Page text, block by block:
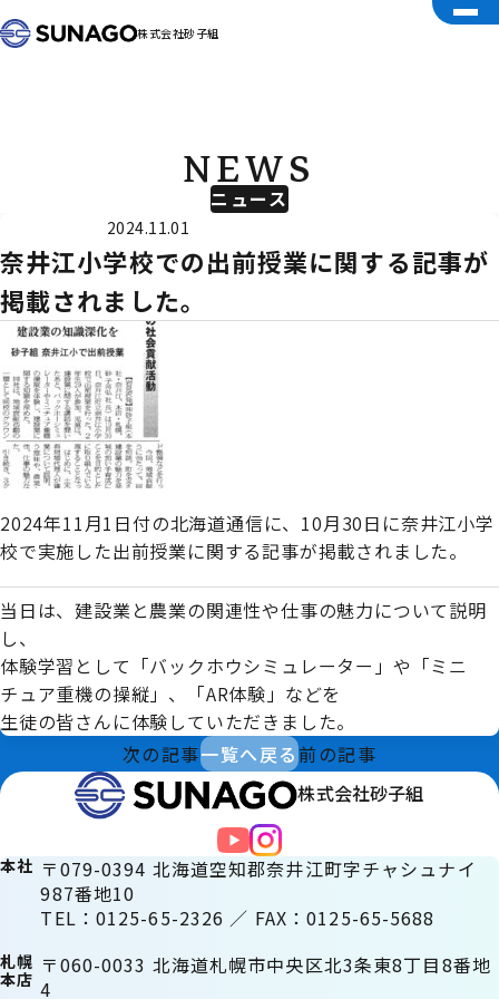
株式会社砂子組
ニュース
NEWS
2024.11.01
奈井江小学校での出前授業に関する記事が
掲載されました。
2024年11月1日付の北海道通信に、10月30日に奈井江小学
校で実施した出前授業に関する記事が掲載されました。
当日は、建設業と農業の関連性や仕事の魅力について説明
し、
体験学習として「バックホウシミュレーター」や「ミニ
チュア重機の操縦」、「AR体験」などを
生徒の皆さんに体験していただきました。
次の記事一覧へ戻る前の記事
株式会社砂子組
本社 〒079-0394 北海道空知郡奈井江町字チャシュナイ
987番地10
TEL：0125-65-2326 ／ FAX：0125-65-5688
札幌
本店
〒060-0033 北海道札幌市中央区北3条東8丁目8番地
4